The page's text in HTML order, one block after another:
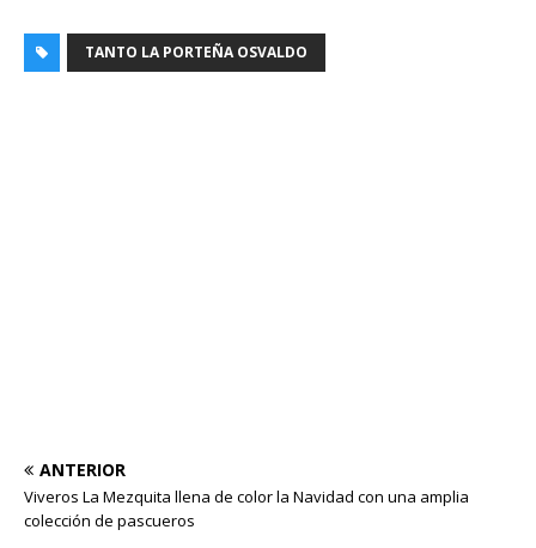
TANTO LA PORTEÑA OSVALDO
ANTERIOR
Viveros La Mezquita llena de color la Navidad con una amplia
colección de pascueros